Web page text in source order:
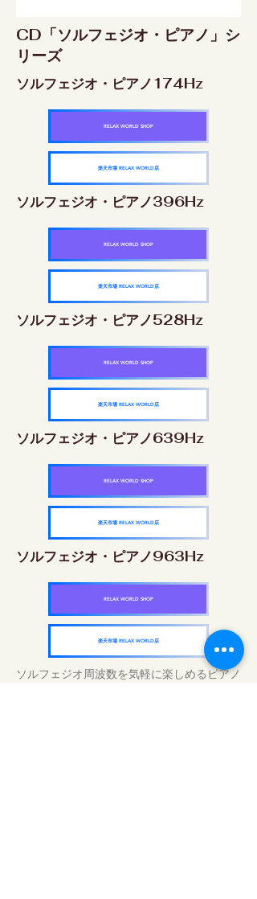
CD「ソルフェジオ・ピアノ」シ
リーズ
ソルフェジオ・ピアノ174Hz
RELAX WORLD SHOP
楽天市場 RELAX WORLD店
ソルフェジオ・ピアノ396Hz
RELAX WORLD SHOP
楽天市場 RELAX WORLD店
ソルフェジオ・ピアノ528Hz
RELAX WORLD SHOP
楽天市場 RELAX WORLD店
ソルフェジオ・ピアノ639Hz
RELAX WORLD SHOP
楽天市場 RELAX WORLD店
ソルフェジオ・ピアノ963Hz
RELAX WORLD SHOP
楽天市場 RELAX WORLD店
ソルフェジオ周波数を気軽に楽しめるピアノ